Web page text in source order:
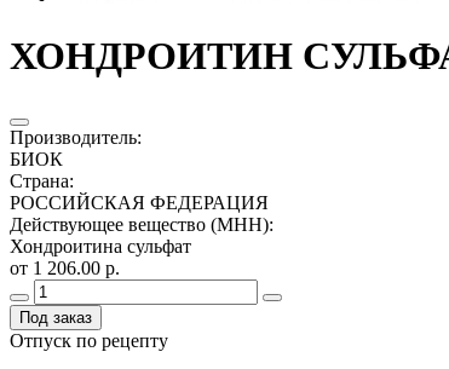
ХОНДРОИТИН
Производитель:
БИОК
Страна:
РОССИЙСКАЯ ФЕДЕРАЦИЯ
Действующее вещество (МНН):
Хондроитина сульфат
от 1 206.00 р.
Под заказ
Отпуск по рецепту